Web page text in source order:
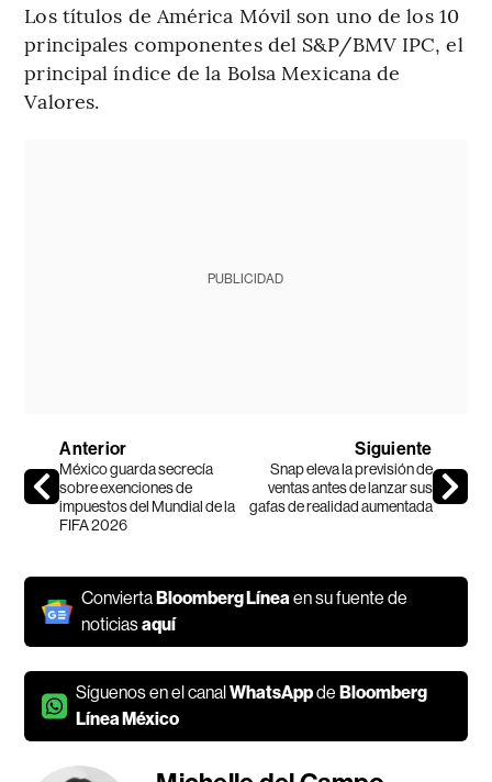
Los títulos de América Móvil son uno de los 10
principales componentes del S&P/BMV IPC, el
principal índice de la Bolsa Mexicana de
Valores.
PUBLICIDAD
Anterior
México guarda secrecía
sobre exenciones de
impuestos del Mundial de la
FIFA 2026
Siguiente
Snap eleva la previsión de
ventas antes de lanzar sus
gafas de realidad aumentada
ConviertaBloomberg Líneaen su fuente de
noticiasaquí
Síguenos en el canalWhatsAppdeBloomberg
Línea México